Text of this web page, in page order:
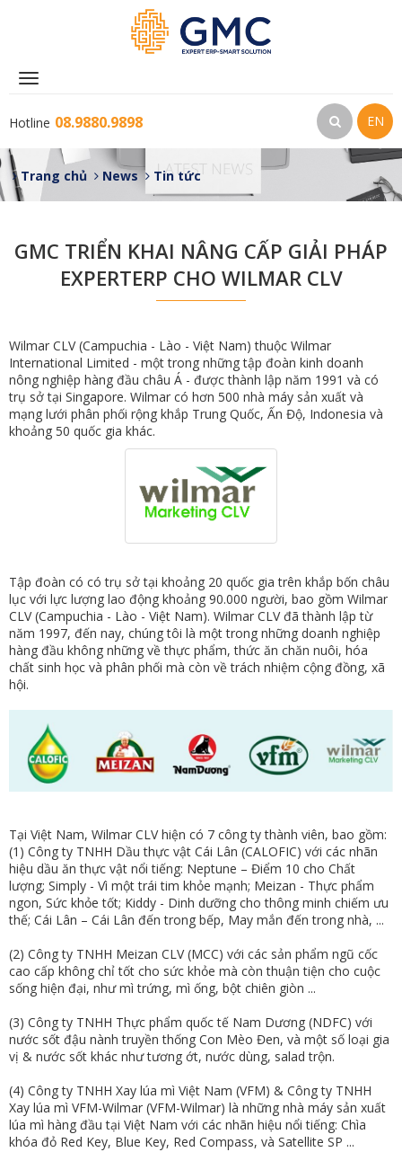
Toggle
Hotline 08.9880.9898 EN
Trang chủ News Tin tức
GMC TRIỂN KHAI NÂNG CẤP GIẢI PHÁP
EXPERTERP CHO WILMAR CLV
Wilmar CLV (Campuchia - Lào - Việt Nam) thuộc Wilmar
International Limited - một trong những tập đoàn kinh doanh
nông nghiệp hàng đầu châu Á - được thành lập năm 1991 và có
trụ sở tại Singapore. Wilmar có hơn 500 nhà máy sản xuất và
mạng lưới phân phối rộng khắp Trung Quốc, Ấn Độ, Indonesia và
khoảng 50 quốc gia khác.
Tập đoàn có có trụ sở tại khoảng 20 quốc gia trên khắp bốn châu
lục với lực lượng lao động khoảng 90.000 người, bao gồm Wilmar
CLV (Campuchia - Lào - Việt Nam). Wilmar CLV đã thành lập từ
năm 1997, đến nay, chúng tôi là một trong những doanh nghiệp
hàng đầu không những về thực phẩm, thức ăn chăn nuôi, hóa
chất sinh học và phân phối mà còn về trách nhiệm cộng đồng, xã
hội.
Tại Việt Nam, Wilmar CLV hiện có 7 công ty thành viên, bao gồm:
(1) Công ty TNHH Dầu thực vật Cái Lân (CALOFIC) với các nhãn
hiệu dầu ăn thực vật nổi tiếng: Neptune – Điểm 10 cho Chất
lượng; Simply - Vì một trái tim khỏe mạnh; Meizan - Thực phẩm
ngon, Sức khỏe tốt; Kiddy - Dinh dưỡng cho thông minh chiếm ưu
thế; Cái Lân – Cái Lân đến trong bếp, May mắn đến trong nhà, ...
(2) Công ty TNHH Meizan CLV (MCC) với các sản phẩm ngũ cốc
cao cấp không chỉ tốt cho sức khỏe mà còn thuận tiện cho cuộc
sống hiện đại, như mì trứng, mì ống, bột chiên giòn ...
(3) Công ty TNHH Thực phẩm quốc tế Nam Dương (NDFC) với
nước sốt đậu nành truyền thống Con Mèo Đen, và một số loại gia
vị & nước sốt khác như tương ớt, nước dùng, salad trộn.
(4) Công ty TNHH Xay lúa mì Việt Nam (VFM) & Công ty TNHH
Xay lúa mì VFM-Wilmar (VFM-Wilmar) là những nhà máy sản xuất
lúa mì hàng đầu tại Việt Nam với các nhãn hiệu nổi tiếng: Chìa
khóa đỏ Red Key, Blue Key, Red Compass, và Satellite SP ...